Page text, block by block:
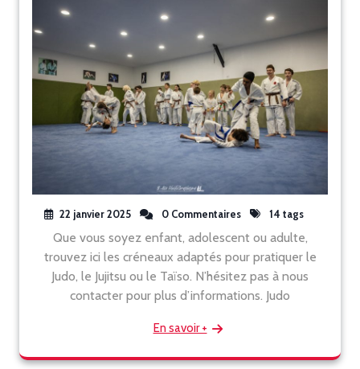
22 janvier 2025 0 Commentaires 14 tags
Que vous soyez enfant, adolescent ou adulte,
trouvez ici les créneaux adaptés pour pratiquer le
Judo, le Jujitsu ou le Taïso. N’hésitez pas à nous
contacter pour plus d’informations. Judo
En savoir +